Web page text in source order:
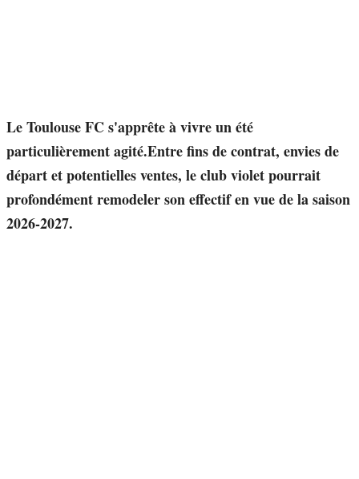
Le Toulouse FC s'apprête à vivre un été
particulièrement agité.Entre fins de contrat, envies de
départ et potentielles ventes, le club violet pourrait
profondément remodeler son effectif en vue de la saison
2026-2027.